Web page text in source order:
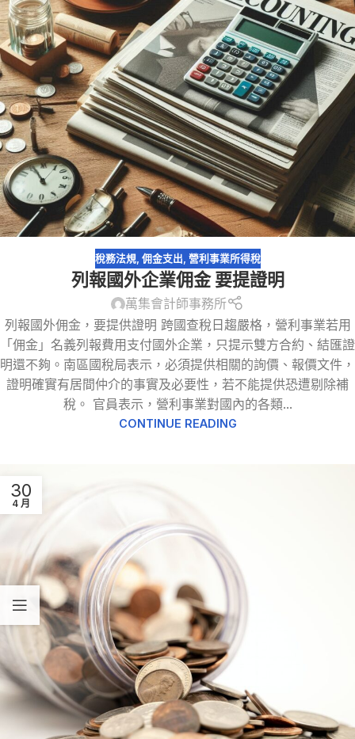
稅務法規, 佣金支出 營利事業所得稅
列報國外企業佣金 要提證明
萬集會計師事務所
列報國外佣金，要提供證明 跨國查稅日趨嚴格，營利事業若用
「佣金」名義列報費用支付國外企業，只提示雙方合約、結匯證
明還不夠。南區國稅局表示，必須提供相關的詢價、報價文件，
證明確實有居間仲介的事實及必要性，若不能提供恐遭剔除補
稅。 官員表示，營利事業對國內的各類...
CONTINUE READING
30
4 月